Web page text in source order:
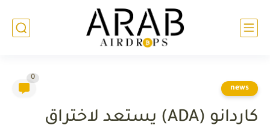
news
0
كاردانو (ADA) يستعد لاختراق